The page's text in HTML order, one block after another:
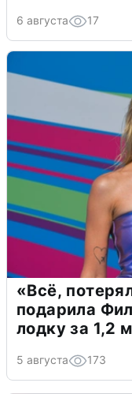
6 августа 17
«Всё,
подарила
лодку за 1,2
5 августа 173